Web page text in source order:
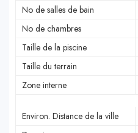
No de salles de bain
No de chambres
Taille de la piscine
Taille du terrain
Zone interne
Environ. Distance de la ville